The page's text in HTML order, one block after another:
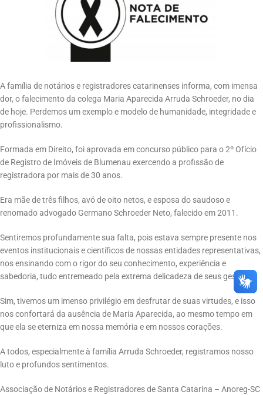
A família de notários e registradores catarinenses informa, com imensa
dor, o falecimento da colega Maria Aparecida Arruda Schroeder, no dia
de hoje. Perdemos um exemplo e modelo de humanidade, integridade e
profissionalismo.
Formada em Direito, foi aprovada em concurso público para o 2º Ofício
de Registro de Imóveis de Blumenau exercendo a profissão de
registradora por mais de 30 anos.
Era mãe de três filhos, avó de oito netos, e esposa do saudoso e
renomado advogado Germano Schroeder Neto, falecido em 2011.
Sentiremos profundamente sua falta, pois estava sempre presente nos
eventos institucionais e científicos de nossas entidades representativas,
nos ensinando com o rigor do seu conhecimento, experiência e
sabedoria, tudo entremeado pela extrema delicadeza de seus gestos.
Sim, tivemos um imenso privilégio em desfrutar de suas virtudes, e isso
nos confortará da ausência de Maria Aparecida, ao mesmo tempo em
que ela se eterniza em nossa memória e em nossos corações.
A todos, especialmente à família Arruda Schroeder, registramos nosso
luto e profundos sentimentos.
Associação de Notários e Registradores de Santa Catarina – Anoreg-SC